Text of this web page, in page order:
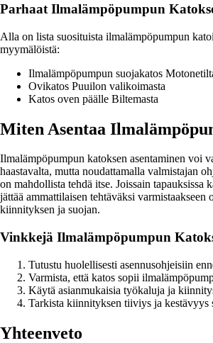
Parhaat Ilmalämpöpumpun
Alla on lista suosituista ilmalämpöpumpun
myymälöistä:
Ilmalämpöpumpun suojakatos
Ovikatos Puuilon valikoimasta
Katos oven päälle Biltemasta
Miten Asentaa
Ilmalämpöpumpun katoksen asentaminen voi
haastavalta, mutta noudattamalla valmistajan
on mahdollista tehdä itse. Joissain tapauksissa
jättää ammattilaisen tehtäväksi varmistaakseen
kiinnityksen ja suojan.
Vinkkejä Ilmalämpöpumpun
Tutustu huolellisesti asennusohjeisiin
Varmista, että katos sopii
Käytä asianmukaisia työkaluja ja
Tarkista kiinnityksen tiiviys ja kestävyys
Yhteenveto